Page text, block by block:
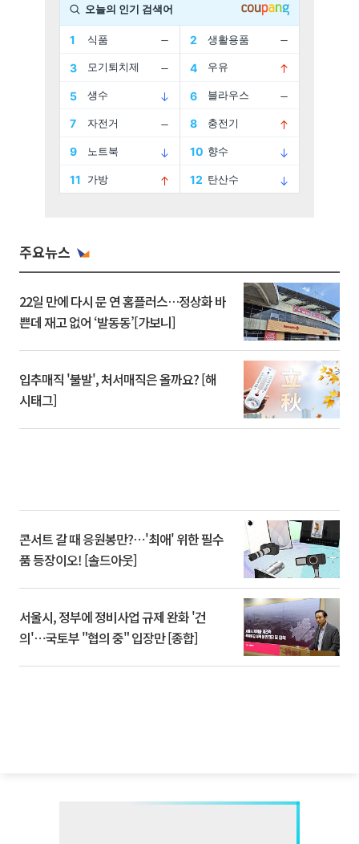
주요뉴스
22일 만에 다시 문 연 홈플러스…정상화 바
쁜데 재고 없어 ‘발동동’[가보니]
입추매직 '불발', 처서매직은 올까요? [해
시태그]
콘서트 갈 때 응원봉만?⋯'최애' 위한 필수
품 등장이오! [솔드아웃]
서울시, 정부에 정비사업 규제 완화 '건
의'⋯국토부 "협의 중" 입장만 [종합]